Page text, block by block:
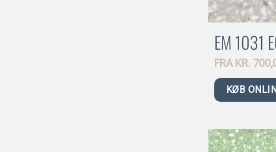
EM 1031
FRA KR.
KØB